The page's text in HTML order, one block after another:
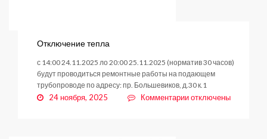
Отключение тепла
с 14:00 24.11.2025 ло 20:00 25.11.2025 (норматив 30 часов)
будут проводиться ремонтные работы на подающем
трубопроводе по адресу: пр. Большевиков, д.30 к.1
24 ноября, 2025 Комментариикотключены